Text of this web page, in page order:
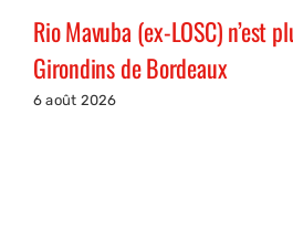
Rio Mavuba (ex-LOSC) n’est
Girondins de Bordeaux
6 août 2026